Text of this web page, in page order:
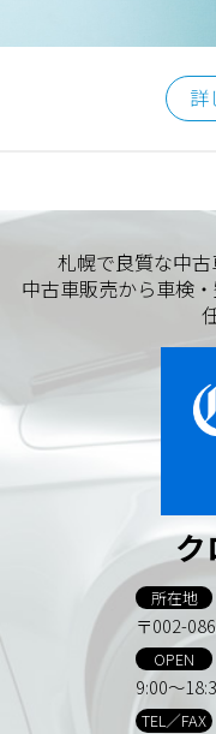
クロムオート
〒002-0865 札幌市北
TEL／011-790-7766
E-mail：
詳
札幌で良質な中
中古車販売から車検
ク
所在地
〒002-
OPEN
9:00～
TEL／FAX